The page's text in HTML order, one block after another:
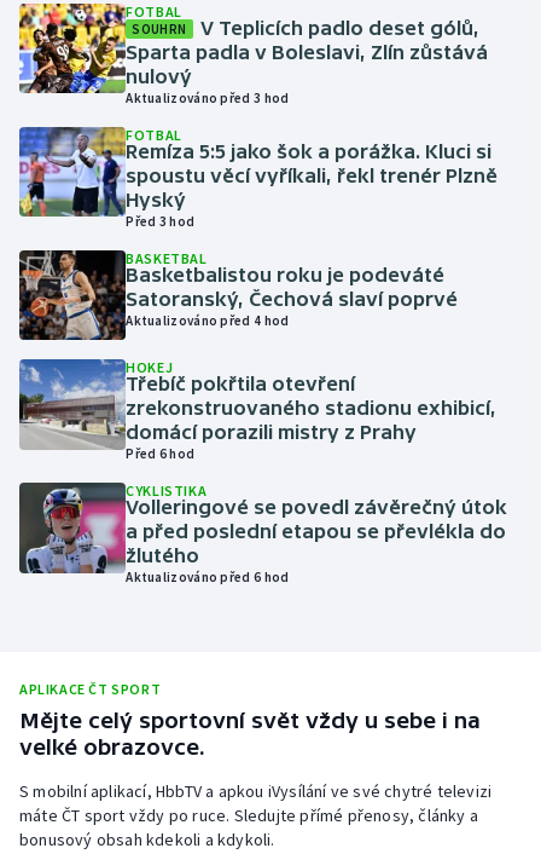
Judo
Krasobruslení
Lezení
Lyže a snowboard
Moderní pětiboj
Motorsport
Olympijské hry
Parasport
Plavání
Plážový volejbal
Rychlobruslení
Rychlostní kanoistika
Short track
FOTBAL
SOUHRN
V Teplicích padlo deset gólů,
Sparta padla v Boleslavi, Zlín zůstává
nulový
Aktualizováno před 3 hod
FOTBAL
Remíza 5:5 jako šok a porážka. Kluci si
spoustu věcí vyříkali, řekl trenér Plzně
Hyský
Před 3 hod
BASKETBAL
Basketbalistou roku je podeváté
Satoranský, Čechová slaví poprvé
Aktualizováno před 4 hod
HOKEJ
Třebíč pokřtila otevření
zrekonstruovaného stadionu exhibicí,
domácí porazili mistry z Prahy
Před 6 hod
CYKLISTIKA
Volleringové se povedl závěrečný útok
a před poslední etapou se převlékla do
žlutého
Aktualizováno před 6 hod
APLIKACE ČT SPORT
Mějte celý sportovní svět vždy u sebe i na
velké obrazovce.
S mobilní aplikací, HbbTV a apkou iVysílání ve své chytré televizi
máte ČT sport vždy po ruce. Sledujte přímé přenosy, články a
bonusový obsah kdekoli a kdykoli.